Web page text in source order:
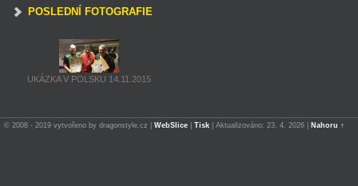
POSLEDNÍ FOTOGRAFIE
UKÁZKA V POLSKU 14.11.2015
© 2008 - 2019 vytvořeno by dragonstyle.cz | WebSlice Tisk Aktualizováno: 23. 4. 2026 Nahoru ↑